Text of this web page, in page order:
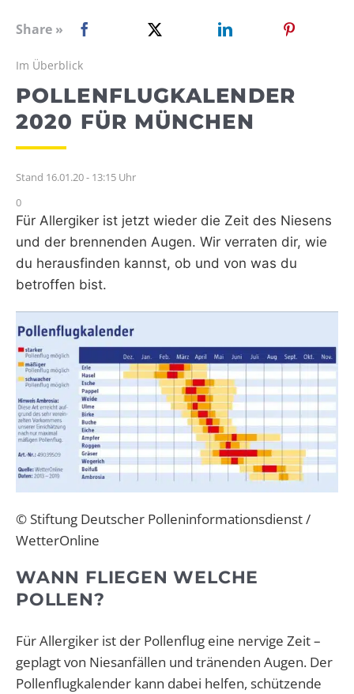
WEBRADIO
Share »
Im Überblick
POLLENFLUGKALENDER
2020 FÜR MÜNCHEN
Stand 16.01.20 - 13:15 Uhr
0
Für Allergiker ist jetzt wieder die Zeit des Niesens
und der brennenden Augen. Wir verraten dir, wie
du herausfinden kannst, ob und von was du
betroffen bist.
© Stiftung Deutscher Polleninformationsdienst /
WetterOnline
WANN FLIEGEN WELCHE
POLLEN?
Für Allergiker ist der Pollenflug eine nervige Zeit –
geplagt von Niesanfällen und tränenden Augen. Der
Pollenflugkalender kann dabei helfen, schützende